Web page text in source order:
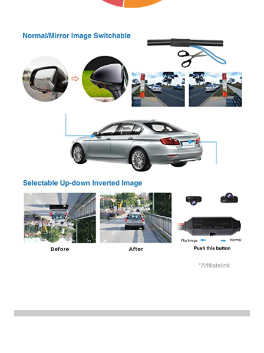
*Affiliatelink